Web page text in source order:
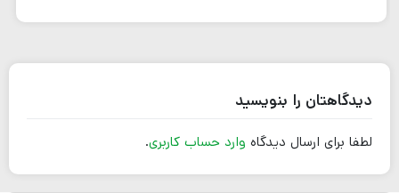
دیدگاهتان را بنویسید
لطفا برای ارسال دیدگاه وارد حساب کاربری.